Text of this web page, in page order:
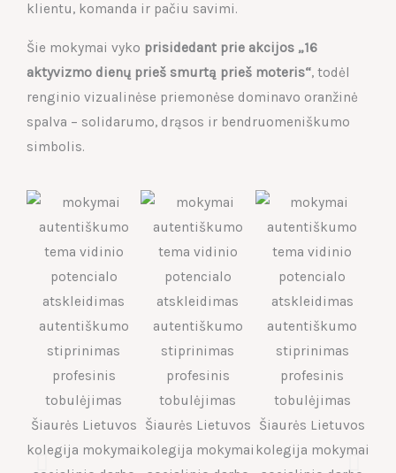
klientu, komanda ir pačiu savimi.
Šie mokymai vyko prisidedant prie akcijos „16
aktyvizmo dienų prieš smurtą prieš moteris“, todėl
renginio vizualinėse priemonėse dominavo oranžinė
spalva – solidarumo, drąsos ir bendruomeniškumo
simbolis.